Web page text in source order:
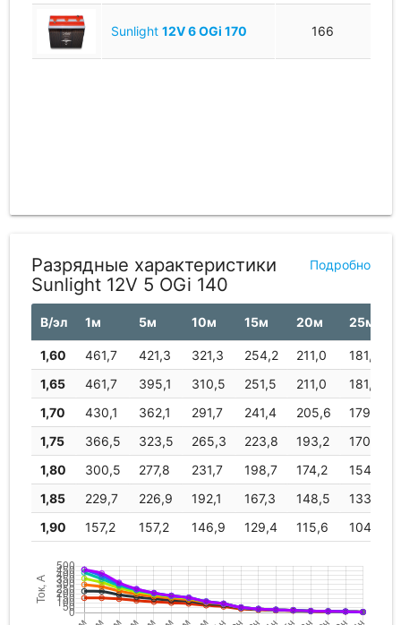
Sunlight 12V 6 OGi 170 166
Разрядные характеристики
Sunlight 12V 5 OGi 140
Подробно
В/эл 1м 5м 10м 15м 20м 25м
1,60 461,7 421,3 321,3 254,2 211,0 181,5
1,65
461,7 395,1 310,5 251,5 211,0 181,5
1,70
430,1 362,1 291,7 241,4 205,6 179,1
1,75
366,5 323,5 265,3 223,8 193,2 170,2
1,80
300,5 277,8 231,7 198,7 174,2 154,9
1,85
229,7 226,9 192,1 167,3 148,5 133,3
1,90
157,2 157,2 146,9 129,4 115,6 104,8